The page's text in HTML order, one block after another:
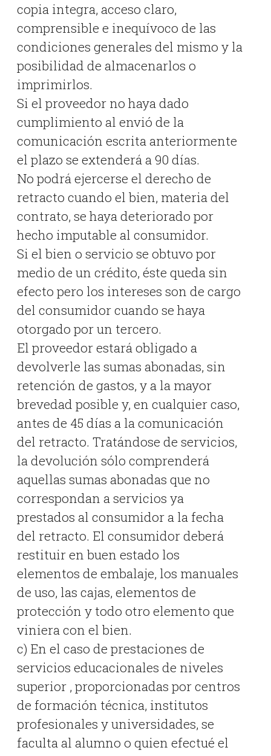
copia integra, acceso claro,
comprensible e inequívoco de las
condiciones generales del mismo y la
posibilidad de almacenarlos o
imprimirlos.
Si el proveedor no haya dado
cumplimiento al envió de la
comunicación escrita anteriormente
el plazo se extenderá a 90 días.
No podrá ejercerse el derecho de
retracto cuando el bien, materia del
contrato, se haya deteriorado por
hecho imputable al consumidor.
Si el bien o servicio se obtuvo por
medio de un crédito, éste queda sin
efecto pero los intereses son de cargo
del consumidor cuando se haya
otorgado por un tercero.
El proveedor estará obligado a
devolverle las sumas abonadas, sin
retención de gastos, y a la mayor
brevedad posible y, en cualquier caso,
antes de 45 días a la comunicación
del retracto. Tratándose de servicios,
la devolución sólo comprenderá
aquellas sumas abonadas que no
correspondan a servicios ya
prestados al consumidor a la fecha
del retracto. El consumidor deberá
restituir en buen estado los
elementos de embalaje, los manuales
de uso, las cajas, elementos de
protección y todo otro elemento que
viniera con el bien.
c) En el caso de prestaciones de
servicios educacionales de niveles
superior , proporcionadas por centros
de formación técnica, institutos
profesionales y universidades, se
faculta al alumno o quien efectué el